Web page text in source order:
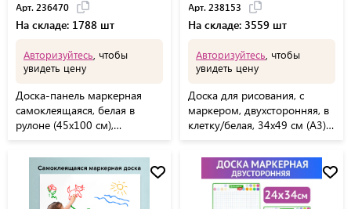
Арт. 236470
На складе: 1788 шт
Авторизуйтесь , чтобы
увидеть цену
Доска-панель маркерная
самоклеящаяся, белая в
рулоне (45х100 см),
Арт. 238153
На складе: 3559 шт
Авторизуйтесь , чтобы
увидеть цену
Доска для рисования, с
маркером, двухсторонняя, в
клетку/белая, 34х49 см (А3),